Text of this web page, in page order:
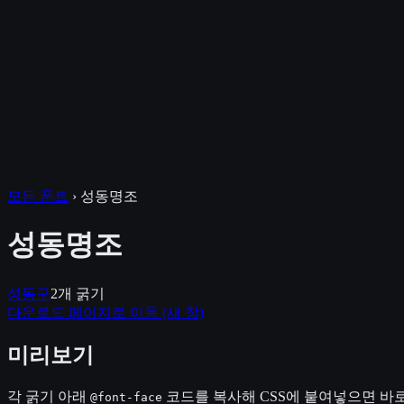
모든 폰트 › 성동명조
성동명조
성동구2개 굵기
다운로드 페이지로 이동 (새 창)
미리보기
각 굵기 아래 @font-face 코드를 복사해 CSS에 붙여넣으면 바